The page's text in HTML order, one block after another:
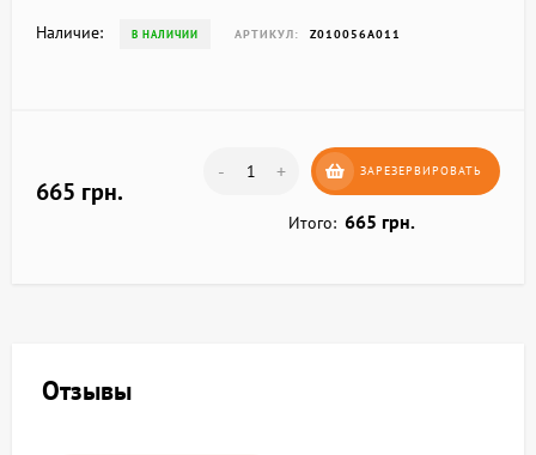
Наличие: В НАЛИЧИИ АРТИКУЛ: Z010056A011
665 грн.
- + ЗАРЕЗЕРВИРОВАТЬ
Итого: 665 грн.
Отзывы